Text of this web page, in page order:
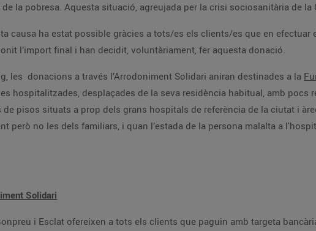
a tots/es els clients/es que en efectuar el pagament de la seva compra a Bonpreu i Esclat amb targeta
bancària, han arrodonit l’import final i han decidit, voluntàriament, fer aquesta donació.
Aquest mes de maig, les donacions a través l’Arrodoniment Solidari aniran destinades a la
i suport
grans hospitals de referència de la ciutat i àrees d'influència de Barcelona. La sanitat pública cobreix les
de la persona malalta a l'hospital és llarga pot comportar dificultats econòmiques per a la
Solidari
els clients que paguin amb targeta bancària la possibilitat d’arrodonir l’import final de la seva compra i fer